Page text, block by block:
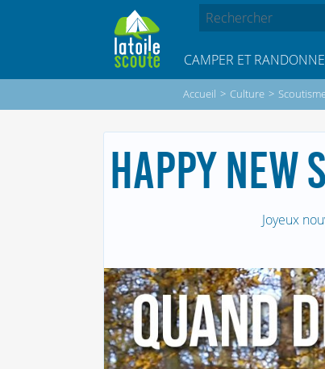
CAMPER ET
Accueil > Culture >
HAPPY NEW
Joyeux